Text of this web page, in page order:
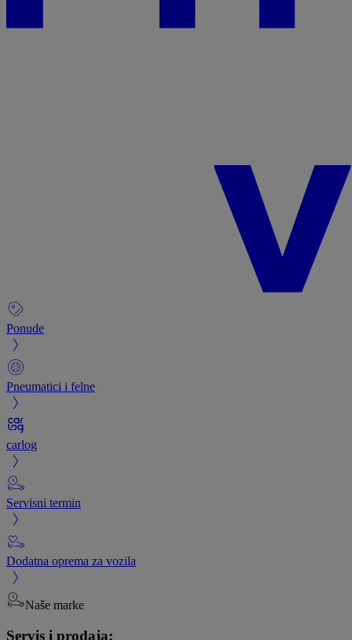
Ponude
Pneumatici i felne
carlog
Servisni termin
Dodatna oprema za vozila
Naše marke
Servis i prodaja: